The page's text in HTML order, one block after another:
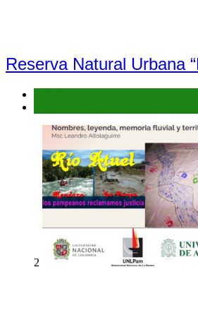
Reserva Natural Urbana
2